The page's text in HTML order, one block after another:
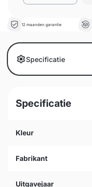
12 maanden garantie
Specificatie
Specificatie
Kleur
Fabrikant
Uitgavejaar